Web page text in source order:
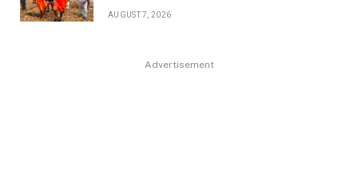
AUGUST 7, 2026
Advertisement